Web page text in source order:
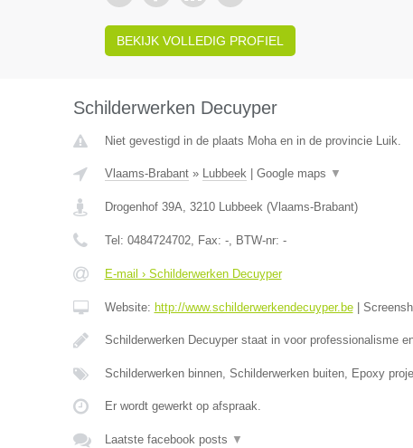
BEKIJK VOLLEDIG PROFIEL
Schilderwerken Decuyper
Niet gevestigd in de plaats Moha en in de provincie Luik.
Vlaams-Brabant» Lubbeek| Google maps ▼
Drogenhof 39A, 3210 Lubbeek(Vlaams-Brabant)
Tel: 0484724702, Fax: -, BTW-nr: -
E-mail › Schilderwerken Decuyper
Website: http://www.schilderwerkendecuyper.be|
Schilderwerken Decuyper staat in voor professionalisme
Schilderwerken binnen, Schilderwerken buiten, Epoxy
Er wordt gewerkt op afspraak.
Laatste facebook posts ▼